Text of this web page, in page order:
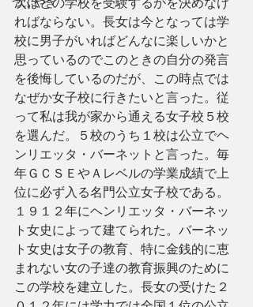
ればならない。長女は今となっては学
校に男子がいればどんなに楽しいかと
思っているのでこのときの自分の発言
を後悔しているのだが、この時点では
なぜか女子校に行きたいと言った。従
って私は我が家から通える女子校５校
を選んだ。５校のうち１校は公立でヘ
ンリエッタ・バーネットと言った。毎
年ＧＣＳＥやＡレベルの学業成績で上
位に必ず入る名門公立女子校である。
１９１２年にヘンリエッタ・バーネッ
ト女史によって建てられた。バーネッ
ト女史は女子の教育、特に金銭的に恵
まれない女の子達の教育振興のために
この学校を建立した。長女の受けた２